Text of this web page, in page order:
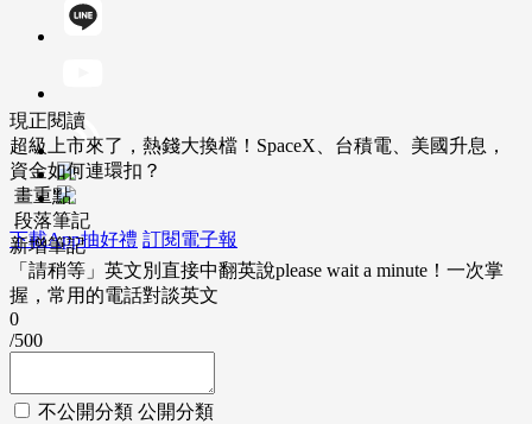
下載App抽好禮 訂閱電子報
現正閱讀
超級上市來了，熱錢大換檔！SpaceX、台積電、美國升息，
資金如何連環扣？
畫重點
段落筆記
新增筆記
「請稍等」英文別直接中翻英說please wait a minute！一次掌
握，常用的電話對談英文
0
/500
不公開分類 公開分類